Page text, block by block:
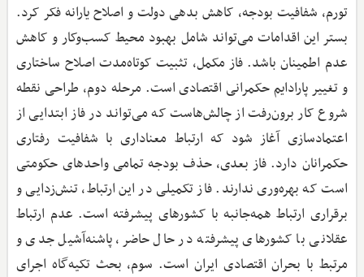
تورم، شفافیت بودجه، کاهش بدهی دولت و اصلاح یارانه فکر کرد.
بستر این اقدامات می‌تواند شامل بهبود محیط کسب‌وکار و کاهش
عدم اطمینان باشد. فاز مکمل، تثبیت کوتاه‌مدت اصلاح ساختاری
و تغییر پارادایم حکمرانی اقتصادی است. مرحله دوم، طراحی نقطه
شروع کار برون‌رفت از چالش‌هاست که می‌تواند در فاز ابتدایی از
اعتمادسازی آغاز شود که ارتباط معناداری با شفافیت رفتاری
حکمرانان دارد. فاز بعدی، حذف بودجه تمامی واحدهای حکومتی
است که بهره‌وری ندارند. فاز تکمیلی در این ارتباط، تنش‌زدایی و
برقراری ارتباط همه‌جانبه با کشورهای پیشرفته است. عدم ارتباط
عقلانی با کشورهای پیشرفته در حال حاضر، پاشنه‌آشیل جدی و
مرتبط با بحران اقتصادی ایران است. سوم، بحث تکیه‌گاه اجرای